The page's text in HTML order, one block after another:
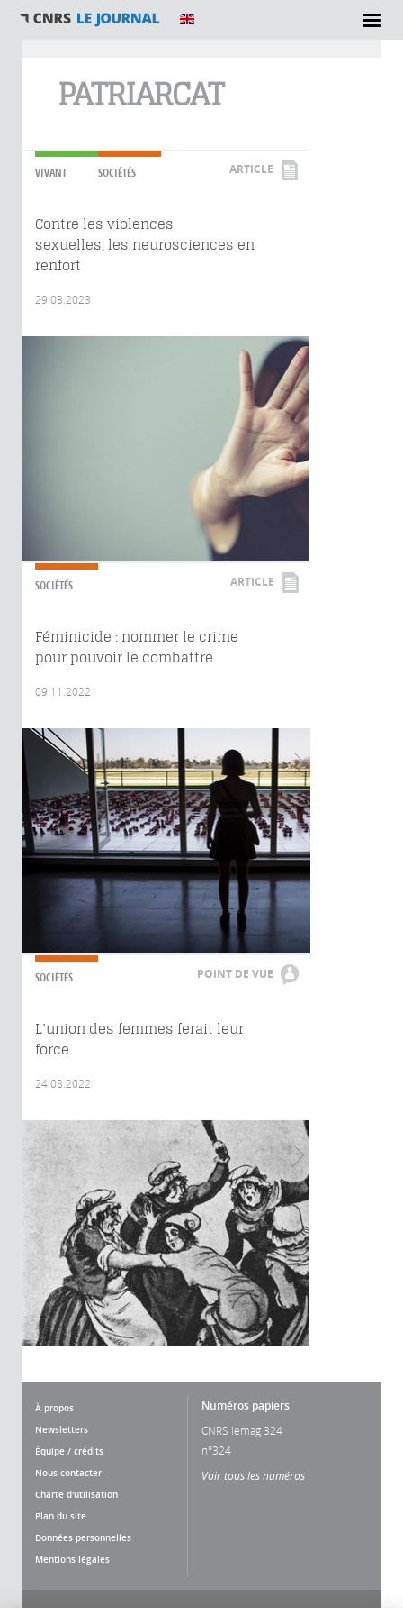
PATRIARCAT
VIVANT SOCIÉTÉS ARTICLE
Contre les violences
sexuelles, les neurosciences en
renfort
29.03.2023
SOCIÉTÉS ARTICLE
Féminicide : nommer le crime
pour pouvoir le combattre
09.11.2022
SOCIÉTÉS POINT DE VUE
L’union des femmes ferait leur
force
24.08.2022
À propos
Newsletters
Équipe / crédits
Nous contacter
Charte d'utilisation
Plan du site
Données personnelles
Mentions légales
Numéros papiers
CNRS lemag 324
n°324
Voir tous les numéros